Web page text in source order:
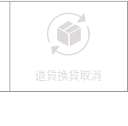
退貨換貨取消